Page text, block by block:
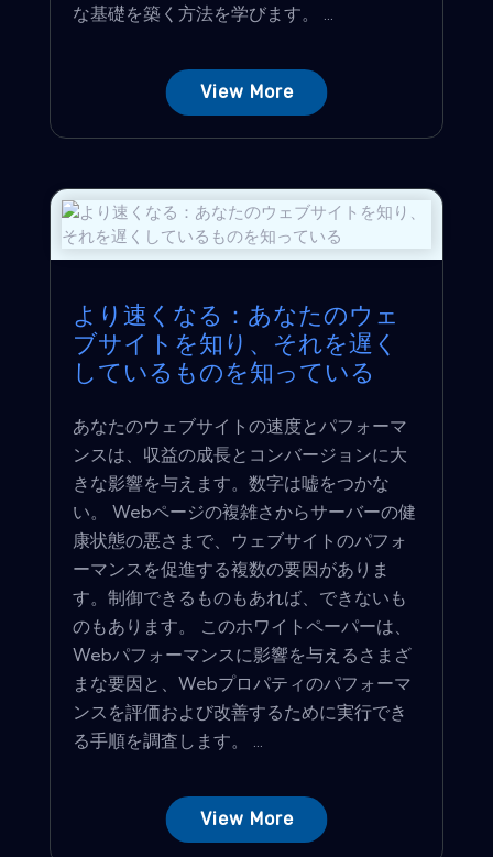
な基礎を築く方法を学びます。 ...
View More
より速くなる：あなたのウェ
ブサイトを知り、それを遅く
しているものを知っている
あなたのウェブサイトの速度とパフォーマ
ンスは、収益の成長とコンバージョンに大
きな影響を与えます。数字は嘘をつかな
い。 Webページの複雑さからサーバーの健
康状態の悪さまで、ウェブサイトのパフォ
ーマンスを促進する複数の要因がありま
す。制御できるものもあれば、できないも
のもあります。 このホワイトペーパーは、
Webパフォーマンスに影響を与えるさまざ
まな要因と、Webプロパティのパフォーマ
ンスを評価および改善するために実行でき
る手順を調査します。 ...
View More